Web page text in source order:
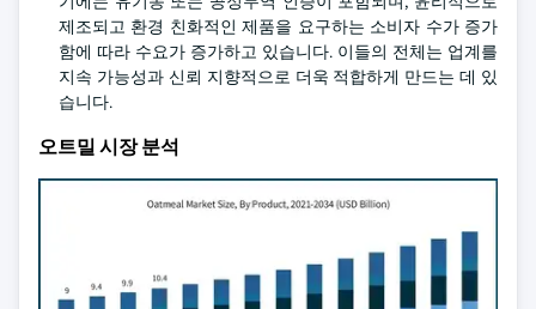
제조되고 환경 친화적인 제품을 요구하는 소비자 수가 증가
함에 따라 수요가 증가하고 있습니다. 이들의 전체는 업계를
지속 가능성과 신뢰 지향적으로 더욱 적합하게 만드는 데 있
습니다.
오트밀 시장 분석